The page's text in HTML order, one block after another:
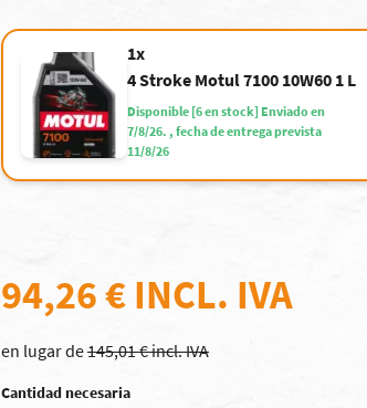
1x
4 Stroke Motul 7100 10W60 1 L
Disponible [6 en stock] Enviado en
7/8/26. , fecha de entrega prevista
11/8/26
94,26 € INCL. IVA
en lugar de145,01 € incl. IVA
Cantidad necesaria